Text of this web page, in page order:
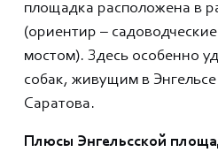
площадка расположена в
(ориентир –
мостом). Здесь особенно
собак, живущим в
Саратова.
Плюсы Энгельсской